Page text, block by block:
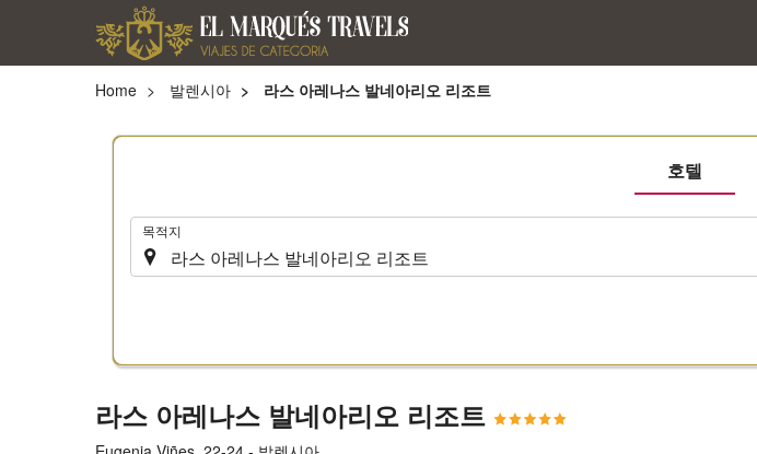
Home 발렌시아 라스 아레나스 발네아리오 리조트
호텔
. 목적지
라스 아레나스 발네아리오 리조트